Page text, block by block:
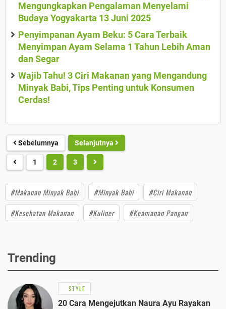
Mengungkapkan Pengalaman Menyelami
Budaya Yogyakarta 13 Juni 2025
Penyimpanan Ayam Beku: 5 Cara Terbaik
Menyimpan Ayam Selama 1 Tahun Lebih Aman
dan Segar
Wajib Tahu! 3 Ciri Makanan yang Mengandung
Minyak Babi, Tips Penting untuk Konsumen
Cerdas!
Sebelumnya Selanjutnya
1 2 3
#Makanan Minyak Babi #Minyak Babi
#Ciri Makanan
#Kesehatan Makanan
#Kuliner #Keamanan Pangan
Trending
STYLE
20 Cara Mengejutkan Naura Ayu Rayakan